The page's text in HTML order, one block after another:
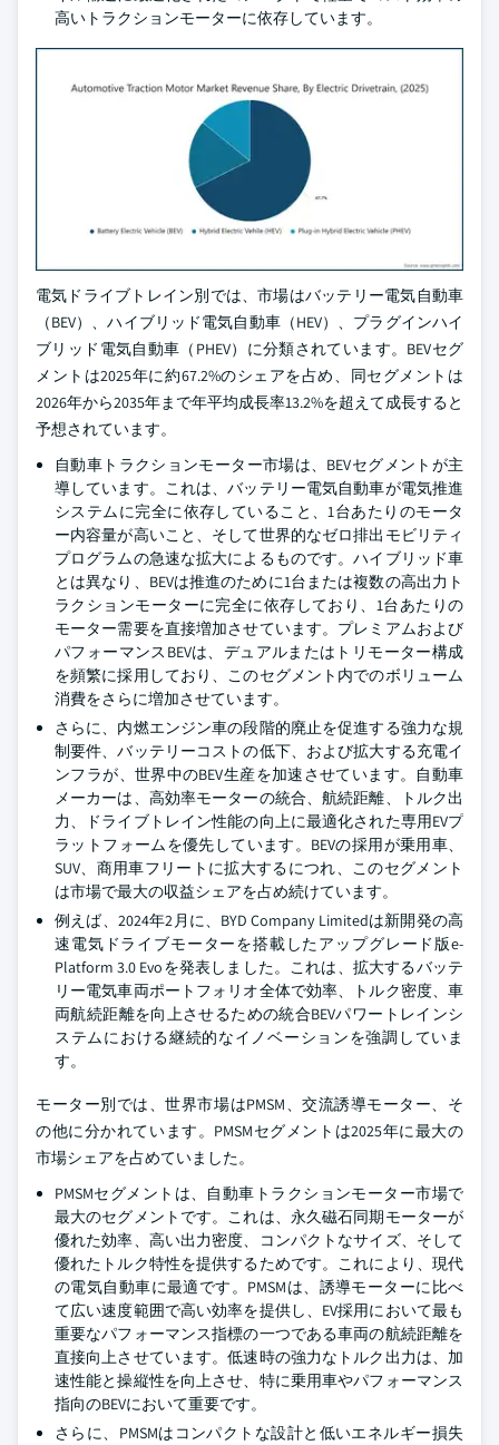
高いトラクションモーターに依存しています。
電気ドライブトレイン別では、市場はバッテリー電気自動車
（BEV）、ハイブリッド電気自動車（HEV）、プラグインハイ
ブリッド電気自動車（PHEV）に分類されています。BEVセグ
メントは2025年に約67.2%のシェアを占め、同セグメントは
2026年から2035年まで年平均成長率13.2%を超えて成長すると
予想されています。
自動車トラクションモーター市場は、BEVセグメントが主
導しています。これは、バッテリー電気自動車が電気推進
システムに完全に依存していること、1台あたりのモータ
ー内容量が高いこと、そして世界的なゼロ排出モビリティ
プログラムの急速な拡大によるものです。ハイブリッド車
とは異なり、BEVは推進のために1台または複数の高出力ト
ラクションモーターに完全に依存しており、1台あたりの
モーター需要を直接増加させています。プレミアムおよび
パフォーマンスBEVは、デュアルまたはトリモーター構成
を頻繁に採用しており、このセグメント内でのボリューム
消費をさらに増加させています。
さらに、内燃エンジン車の段階的廃止を促進する強力な規
制要件、バッテリーコストの低下、および拡大する充電イ
ンフラが、世界中のBEV生産を加速させています。自動車
メーカーは、高効率モーターの統合、航続距離、トルク出
力、ドライブトレイン性能の向上に最適化された専用EVプ
ラットフォームを優先しています。BEVの採用が乗用車、
SUV、商用車フリートに拡大するにつれ、このセグメント
は市場で最大の収益シェアを占め続けています。
例えば、2024年2月に、BYD Company Limitedは新開発の高
速電気ドライブモーターを搭載したアップグレード版e-
Platform 3.0 Evoを発表しました。これは、拡大するバッテ
リー電気車両ポートフォリオ全体で効率、トルク密度、車
両航続距離を向上させるための統合BEVパワートレインシ
ステムにおける継続的なイノベーションを強調していま
す。
モーター別では、世界市場はPMSM、交流誘導モーター、そ
の他に分かれています。PMSMセグメントは2025年に最大の
市場シェアを占めていました。
PMSMセグメントは、自動車トラクションモーター市場で
最大のセグメントです。これは、永久磁石同期モーターが
優れた効率、高い出力密度、コンパクトなサイズ、そして
優れたトルク特性を提供するためです。これにより、現代
の電気自動車に最適です。PMSMは、誘導モーターに比べ
て広い速度範囲で高い効率を提供し、EV採用において最も
重要なパフォーマンス指標の一つである車両の航続距離を
直接向上させています。低速時の強力なトルク出力は、加
速性能と操縦性を向上させ、特に乗用車やパフォーマンス
指向のBEVにおいて重要です。
さらに、PMSMはコンパクトな設計と低いエネルギー損失